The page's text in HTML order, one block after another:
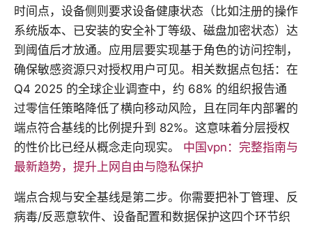
时间点，设备侧则要求设备健康状态（比如注册的操作
系统版本、已安装的安全补丁等级、磁盘加密状态）达
到阈值后才放通。应用层要实现基于角色的访问控制，
确保敏感资源只对授权用户可见。相关数据点包括：在
Q4 2025 的全球企业调查中，约 68% 的组织报告通
过零信任策略降低了横向移动风险，且在同年内部署的
端点符合基线的比例提升到 82%。这意味着分层授权
的性价比已经从概念走向现实。 中国vpn：完整指南与
最新趋势，提升上网自由与隐私保护
端点合规与安全基线是第二步。你需要把补丁管理、反
病毒/反恶意软件、设备配置和数据保护这四个环节织